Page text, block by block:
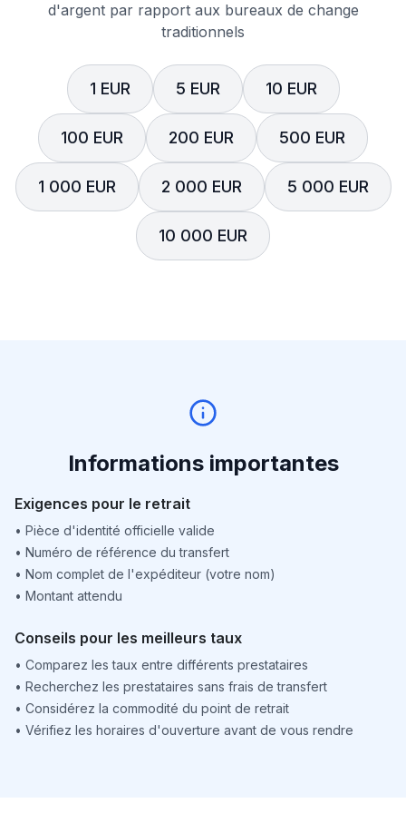
d'argent par rapport aux bureaux de change
traditionnels
1 EUR 5 EUR 10 EUR
100 EUR 200 EUR 500 EUR
1 000 EUR 2 000 EUR 5 000 EUR
10 000 EUR
Informations importantes
Exigences pour le retrait
• Pièce d'identité officielle valide
• Numéro de référence du transfert
• Nom complet de l'expéditeur (votre nom)
• Montant attendu
Conseils pour les meilleurs taux
• Comparez les taux entre différents prestataires
• Recherchez les prestataires sans frais de transfert
• Considérez la commodité du point de retrait
• Vérifiez les horaires d'ouverture avant de vous rendre